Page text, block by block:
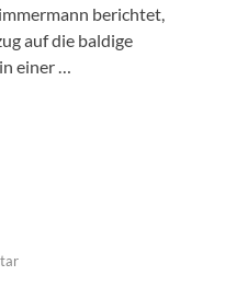
berichtet,
auf die baldige
einer …